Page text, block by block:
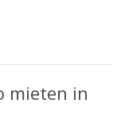
mieten in